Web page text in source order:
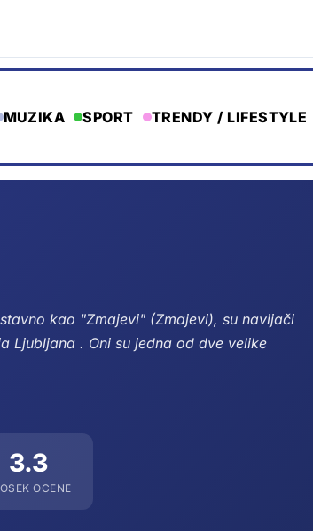
MUZIKA SPORT TRENDY / LIFESTYLE
kao "Zmajevi" (Zmajevi), su navijači
Ljubljana . Oni su jedna od dve velike
3.3
OCENE